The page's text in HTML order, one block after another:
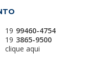
19 99460-4754
19 3865-9500
clique aqui